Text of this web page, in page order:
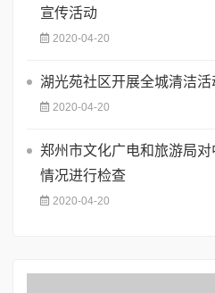
宣传活动
2020-04-20
湖光苑社区开展全城清洁活
2020-04-20
郑州市文化广电和旅游局
情况进行检查
2020-04-20